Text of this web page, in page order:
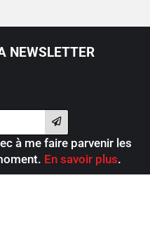
NEWSLETTER
à me faire parvenir les
En savoir plus.